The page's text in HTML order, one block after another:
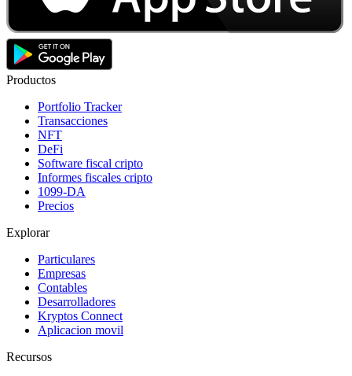
Productos
Portfolio Tracker
Transacciones
NFT
DeFi
Software fiscal cripto
Informes fiscales cripto
1099-DA
Precios
Explorar
Particulares
Empresas
Contables
Desarrolladores
Kryptos Connect
Aplicacion movil
Recursos